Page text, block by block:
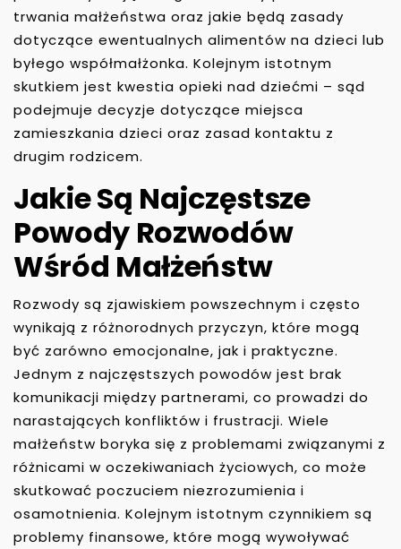
trwania małżeństwa oraz jakie będą zasady
dotyczące ewentualnych alimentów na dzieci lub
byłego współmałżonka. Kolejnym istotnym
skutkiem jest kwestia opieki nad dziećmi – sąd
podejmuje decyzje dotyczące miejsca
zamieszkania dzieci oraz zasad kontaktu z
drugim rodzicem.
Jakie Są Najczęstsze
Powody Rozwodów
Wśród Małżeństw
Rozwody są zjawiskiem powszechnym i często
wynikają z różnorodnych przyczyn, które mogą
być zarówno emocjonalne, jak i praktyczne.
Jednym z najczęstszych powodów jest brak
komunikacji między partnerami, co prowadzi do
narastających konfliktów i frustracji. Wiele
małżeństw boryka się z problemami związanymi z
różnicami w oczekiwaniach życiowych, co może
skutkować poczuciem niezrozumienia i
osamotnienia. Kolejnym istotnym czynnikiem są
problemy finansowe, które mogą wywoływać